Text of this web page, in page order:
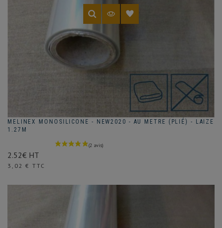
MELINEX MONOSILICONE - NEW2020 - AU METRE (PLIÉ) - LAIZE
1.27M
2.52€ HT
Prix
3,02 € TTC